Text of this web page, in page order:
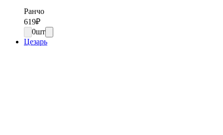
Ранчо
619₽
0шт
Цезарь